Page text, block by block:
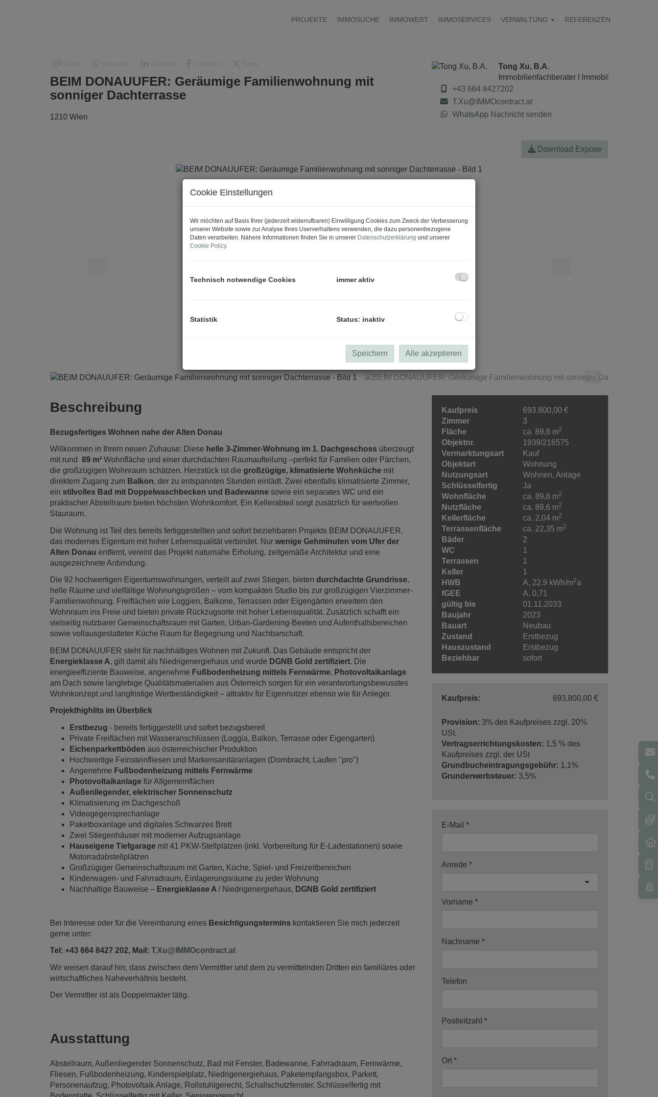
PROJEKTE IMMOSUCHE IMMOWERT IMMOSERVICES VERWALTUNG REFERENZEN
BEIM DONAUUFER: Geräumige Familienwohnung mit
sonniger Dachterrasse
1210 Wien
Tong Xu, B.A.
Immobilienfachberater I Immobilienanalyst
+43 664 8427202
T.Xu@IMMOcontract.at
WhatsApp Nachricht senden
Download Expose
Beschreibung
Bezugsfertiges Wohnen nahe der Alten Donau
Willkommen in Ihrem neuen Zuhause: Diese helle 3-Zimmer-Wohnung im 1. Dachgeschoss überzeugt
mit rund 89 m² Wohnfläche und einer durchdachten Raumaufteilung –perfekt für Familien oder Pärchen,
die großzügigen Wohnraum schätzen. Herzstück ist die großzügige, klimatisierte Wohnküche mit
direktem Zugang zum Balkon, der zu entspannten Stunden einlädt. Zwei ebenfalls klimatisierte Zimmer,
ein stilvolles Bad mit Doppelwaschbecken und Badewanne sowie ein separates WC und ein
praktischer Abstellraum bieten höchsten Wohnkomfort. Ein Kellerabteil sorgt zusätzlich für wertvollen
Stauraum.
Die Wohnung ist Teil des bereits fertiggestellten und sofort beziehbaren Projekts BEIM DONAUUFER,
das modernes Eigentum mit hoher Lebensqualität verbindet. Nur wenige Gehminuten vom Ufer der
Alten Donau entfernt, vereint das Projekt naturnahe Erholung, zeitgemäße Architektur und eine
ausgezeichnete Anbindung.
Die 92 hochwertigen Eigentumswohnungen, verteilt auf zwei Stiegen, bieten durchdachte Grundrisse,
helle Räume und vielfältige Wohnungsgrößen – vom kompakten Studio bis zur großzügigen Vierzimmer-
Familienwohnung. Freiflächen wie Loggien, Balkone, Terrassen oder Eigengärten erweitern den
Wohnraum ins Freie und bieten private Rückzugsorte mit hoher Lebensqualität. Zusätzlich schafft ein
vielseitig nutzbarer Gemeinschaftsraum mit Garten, Urban-Gardening-Beeten und Aufenthaltsbereichen
sowie vollausgestatteter Küche Raum für Begegnung und Nachbarschaft.
BEIM DONAUUFER steht für nachhaltiges Wohnen mit Zukunft. Das Gebäude entspricht der
Energieklasse A, gilt damit als Niedrigenergiehaus und wurde DGNB Gold zertifiziert. Die
energieeffiziente Bauweise, angenehme Fußbodenheizung mittels Fernwärme, Photovoltaikanlage
am Dach sowie langlebige Qualitätsmaterialien aus Österreich sorgen für ein verantwortungsbewusstes
Wohnkonzept und langfristige Wertbeständigkeit – attraktiv für Eigennutzer ebenso wie für Anleger.
Projekthighlits im Überblick
Erstbezug - bereits fertiggestellt und sofort bezugsbereit
Private Freiflächen mit Wasseranschlüssen (Loggia, Balkon, Terrasse oder Eigengarten)
Eichenparkettböden aus österreichischer Produktion
Hochwertige Feinsteinfliesen und Markensanitäranlagen (Dornbracht, Laufen "pro")
Angenehme Fußbodenheizung mittels Fernwärme
Photovoltaikanlage für Allgemeinflächen
Außenliegender, elektrischer Sonnenschutz
Klimatisierung im Dachgeschoß
Videogegensprechanlage
Paketboxanlage und digitales Schwarzes Brett
Zwei Stiegenhäuser mit moderner Aufzugsanlage
Hauseigene Tiefgarage mit 41 PKW-Stellplätzen (inkl. Vorbereitung für E-Ladestationen) sowie
Motorradabstellplätzen
Großzügiger Gemeinschaftsraum mit Garten, Küche, Spiel- und Freizeitbereichen
Kinderwagen- und Fahrradraum, Einlagerungsräume zu jeder Wohnung
Nachhaltige Bauweise – Energieklasse A / Niedrigenergiehaus, DGNB Gold zertifiziert
Bei Interesse oder für die Vereinbarung eines Besichtigungstermins kontaktieren Sie mich jederzeit
gerne unter:
Tel: +43 664 8427 202, Mail: T.Xu@IMMOcontract.at
Wir weisen darauf hin, dass zwischen dem Vermittler und dem zu vermittelnden Dritten ein familiäres oder
wirtschaftliches Naheverhältnis besteht.
Der Vermittler ist als Doppelmakler tätig.
Ausstattung
Abstellraum Außenliegender Sonnenschutz Bad mit Fenster Badewanne Fahrradraum
Fernwärme
Fliesen
Fußbodenheizung Kinderspielplatz Niedrigenergiehaus Paketempfangsbox
Parkett
Personenaufzug
Photovoltaik Anlage Rollstuhlgerecht Schallschutzfenster Schlüsselfertig mit
Kaufpreis
693.800,00 €
Zimmer
3
Fläche
ca. 89,6 m2
Objektnr.
1939/216575
Vermarktungsart
Kauf
Objektart
Wohnung
Nutzungsart
Wohnen Anlage
Schlüsselfertig
Ja
Wohnfläche
ca. 89,6 m2
Nutzfläche ca. 89,6 m2
Kellerfläche ca. 2,04 m2
Terrassenfläche ca. 22,35 m2
Bäder
2
WC
1
Terrassen
1
Keller
1
HWB
A, 22.9 kWh/m2a
fGEE
A, 0,71
gültig bis
01.11.2033
Baujahr
2023
Bauart
Neubau
Zustand
Erstbezug
Hauszustand
Erstbezug
Beziehbar
sofort
Kaufpreis: 693.800,00 €
Provision: 3% des Kaufpreises zzgl. 20%
USt.
Vertragserrichtungskosten: 1,5 % des
Kaufpreises zzgl. der USt
Grundbucheintragungsgebühr: 1,1%
Grunderwerbsteuer: 3,5%
E-Mail
Anrede
Vorname
Nachname
Telefon
Postleitzahl
Ort
Cookie Einstellungen
Wir möchten auf Basis Ihrer (jederzeit widerrufbaren) Einwilligung Cookies zum Zweck der Verbesserung
unserer Website sowie zur Analyse Ihres Userverhaltens verwenden, die dazu personenbezogene
Daten verarbeiten. Nähere Informationen finden Sie in unserer Datenschutzerklärung und unserer
Cookie Policy.
Technisch notwendige Cookies immer aktiv
Statistik Status: inaktiv
Speichern Alle akzeptieren